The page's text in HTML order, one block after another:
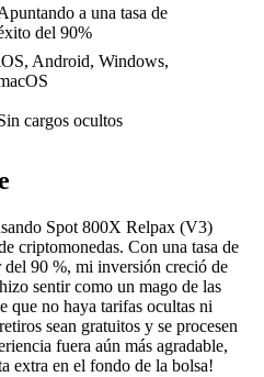
a una tasa de
del 90%
Android, Windows,
cargos ocultos
Spot 800X Relpax (V3)
criptomonedas. Con una tasa de
del 90 %, mi inversión creció de
sentir como un mago de las
que no haya tarifas ocultas ni
sean gratuitos y se procesen
fuera aún más agradable,
extra en el fondo de la bolsa!